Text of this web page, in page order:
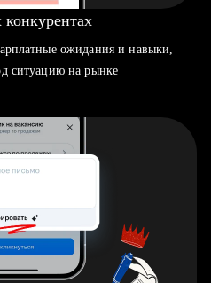
ожидания и навыки,
ситуацию на рынке